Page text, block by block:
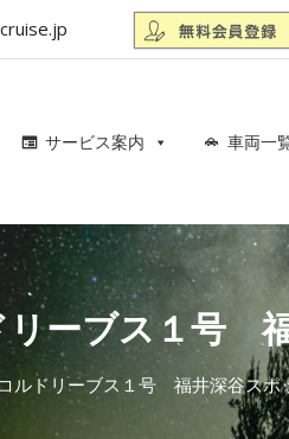
サービス案内 車両一
ーブス１号
ルドリーブス１号 福井深谷スポ